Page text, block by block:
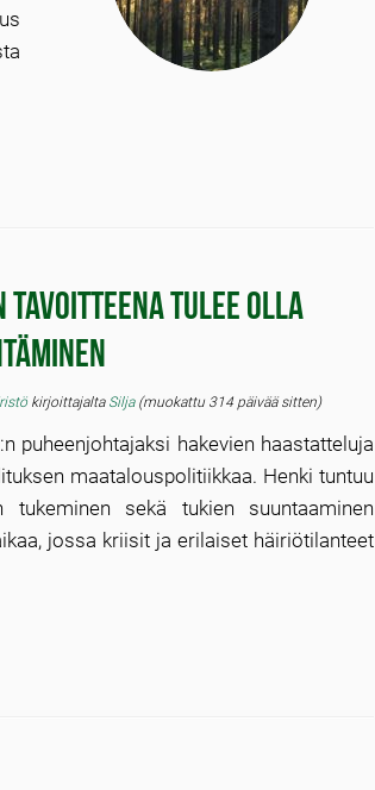
tavoitteena tulee olla
kirjoittajalta Silja(muokattu 314 päivää sitten)
puheenjohtajaksi hakevien haastatteluja
maatalouspolitiikkaa. Henki tuntuu
tukeminen sekä tukien suuntaaminen
jossa kriisit ja erilaiset häiriötilanteet